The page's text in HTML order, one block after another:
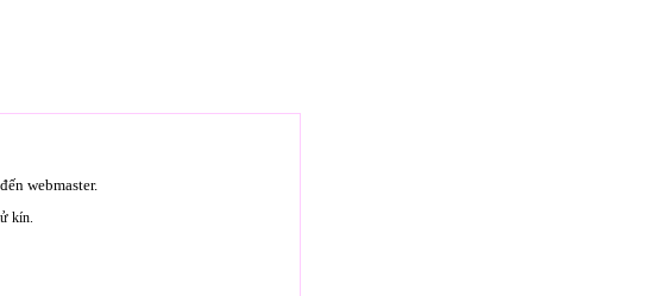
webmaster.
kín.